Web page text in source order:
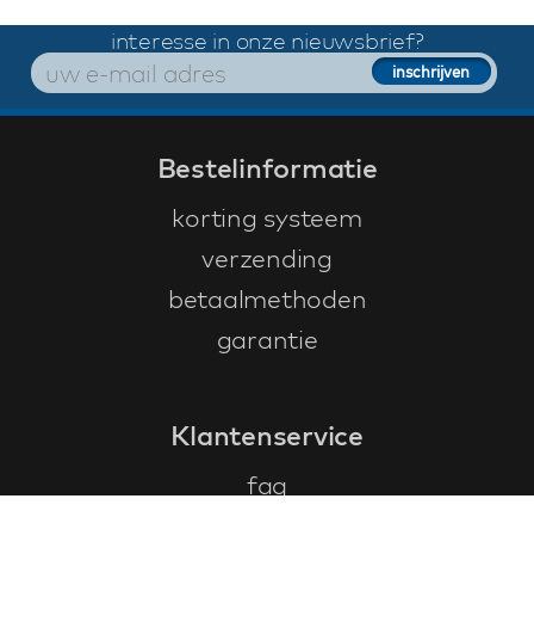
interesse in onze nieuwsbrief?
Bestelinformatie
korting systeem
verzending
betaalmethoden
garantie
Klantenservice
faq